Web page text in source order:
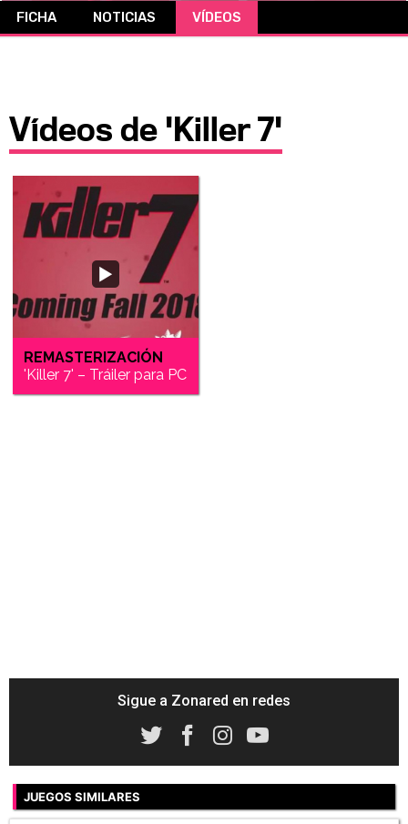
FICHA NOTICIAS VÍDEOS
Vídeos de 'Killer 7'
REMASTERIZACIÓN
'Killer 7' – Tráiler para PC
Sigue a Zonared en redes
JUEGOS SIMILARES